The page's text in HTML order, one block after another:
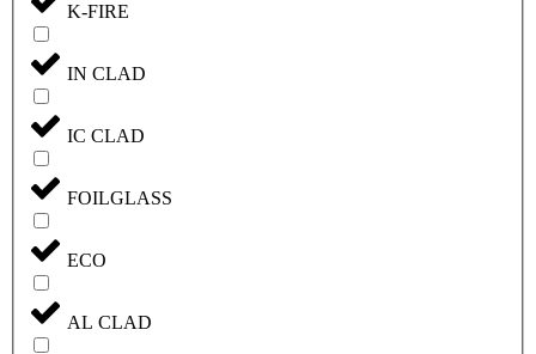
K-FIRE
IN CLAD
IC CLAD
FOILGLASS
ECO
AL CLAD